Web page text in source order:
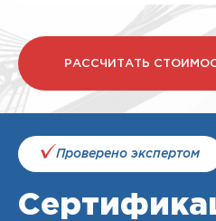
РАССЧИТАТЬ
Проверено экспертом